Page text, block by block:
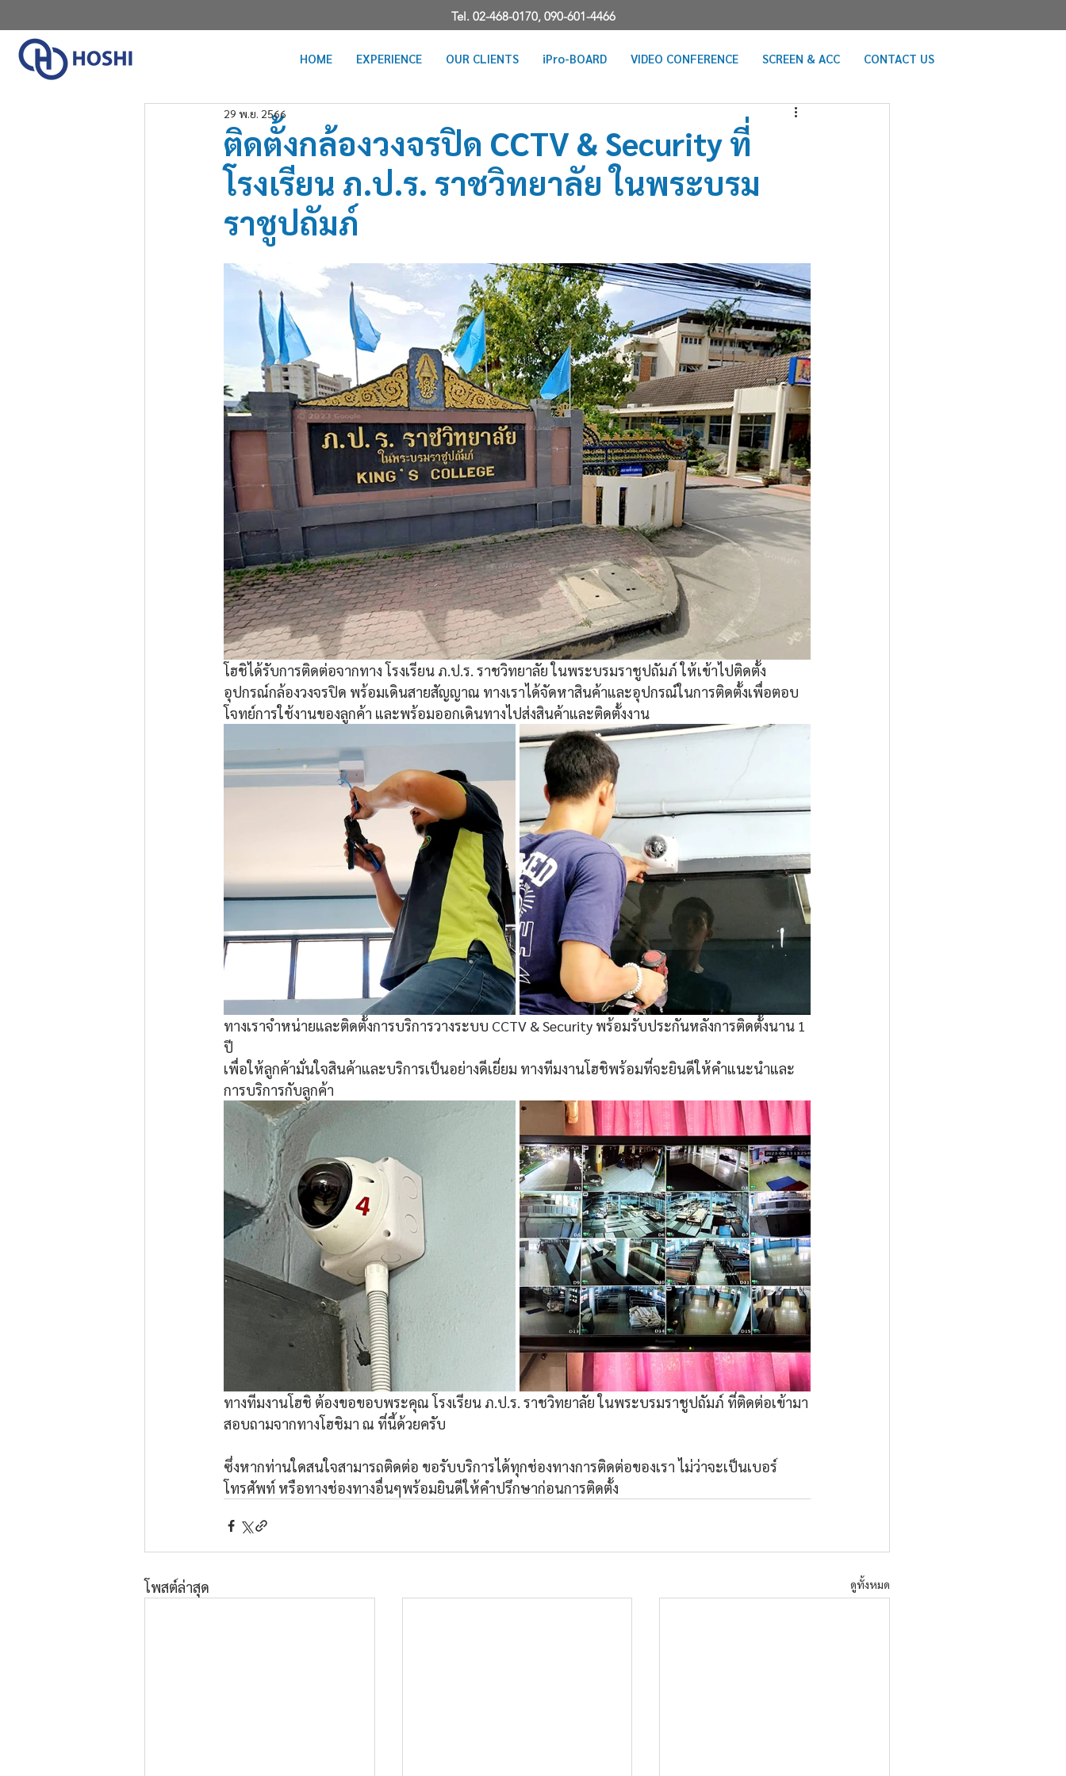
Tel. 02-468-0170, 090-601-4466
HOME EXPERIENCE OUR CLIENTS iPro-BOARD VIDEO CONFERENCE SCREEN & ACC CONTACT US
ติดตั้งกล้องวงจรปิด CCTV & Security ที่
โรงเรียน ภ.ป.ร. ราชวิทยาลัย ในพระบรม
ราชูปถัมภ์
29 พ.ย. 2566
โฮชิได้รับการติดต่อจากทาง โรงเรียน ภ.ป.ร. ราชวิทยาลัย ในพระบรมราชูปถัมภ์ ให้เข้าไปติดตั้ง
อุปกรณ์กล้องวงจรปิด พร้อมเดินสายสัญญาณ ทางเราได้จัดหาสินค้าและอุปกรณ์ในการติดตั้งเพื่อตอบ
โจทย์การใช้งานของลูกค้า และพร้อมออกเดินทางไปส่งสินค้าและติดตั้งงาน
ทางเราจำหน่ายและติดตั้งการบริการวางระบบ CCTV & Security พร้อมรับประกันหลังการติดตั้งนาน 1
ปี
เพื่อให้ลูกค้ามั่นใจสินค้าและบริการเป็นอย่างดีเยี่ยม ทางทีมงานโฮชิพร้อมที่จะยินดีให้คำแนะนำและ
การบริการกับลูกค้า
ทางทีมงานโฮชิ ต้องขอขอบพระคุณ โรงเรียน ภ.ป.ร. ราชวิทยาลัย ในพระบรมราชูปถัมภ์ ที่ติดต่อเข้ามา
สอบถามจากทางโฮชิมา ณ ที่นี้ด้วยครับ
ซึ่งหากท่านใดสนใจสามารถติดต่อ ขอรับบริการได้ทุกช่องทางการติดต่อของเรา ไม่ว่าจะเป็นเบอร์
โทรศัพท์ หรือทางช่องทางอื่นๆพร้อมยินดีให้คำปรึกษาก่อนการติดตั้ง
โพสต์ล่าสุด ดูทั้งหมด